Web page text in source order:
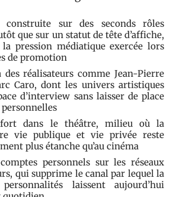
construite sur des seconds rôles
que sur un statut de tête d’affiche,
pression médiatique exercée lors
de promotion
réalisateurs comme Jean-Pierre
Caro, dont les univers artistiques
d’interview sans laisser de place
dans le théâtre, milieu où la
vie publique et vie privée reste
plus étanche qu’au cinéma
comptes personnels sur les réseaux
qui supprime le canal par lequel la
laissent aujourd’hui